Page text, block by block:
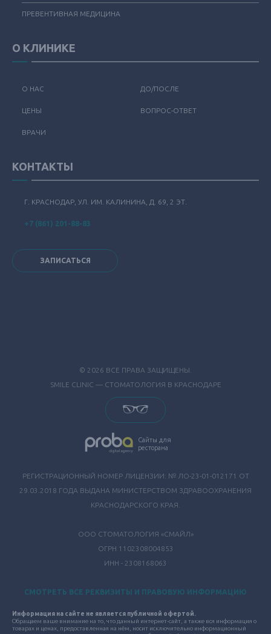
ПРЕВЕНТИВНАЯ МЕДИЦИНА
О КЛИНИКЕ
О НАС ДО/ПОСЛЕ
ЦЕНЫ ВОПРОС-ОТВЕТ
ВРАЧИ
КОНТАКТЫ
Г. КРАСНОДАР, УЛ. ИМ. КАЛИНИНА, Д. 69, 2 ЭТ.
+7 (861) 201-88-83
ЗАПИСАТЬСЯ
© 2026 ВСЕ ПРАВА ЗАЩИЩЕНЫ.
SMILE CLINIC — СТОМАТОЛОГИЯ В КРАСНОДАРЕ
Сайты для
ресторана
РЕГИСТРАЦИОННЫЙ НОМЕР ЛИЦЕНЗИИ: № ЛО-23-01-012171 ОТ
29.03.2018 ГОДА ВЫДАНА МИНИСТЕРСТВОМ ЗДРАВООХРАНЕНИЯ
КРАСНОДАРСКОГО КРАЯ.
ООО СТОМАТОЛОГИЯ «СМАЙЛ»
ОГРН 1102308004853
ИНН - 2308168063
СМОТРЕТЬ ВСЕ РЕКВИЗИТЫ И ПРАВОВУЮ ИНФОРМАЦИЮ
Информация на сайте не является публичной офертой.
Обращаем ваше внимание на то, что данный интернет-сайт, а также вся информация о
товарах и ценах, предоставленная на нём, носит исключительно информационный